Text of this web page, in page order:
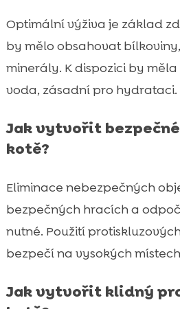
Optimální výživa je základ
by mělo obsahovat
minerály. K dispozici by
voda, zásadní pro hydrataci.
Jak vytvořit
kotě?
Eliminace nebezpečných
bezpečných hracích a
nutné. Použití
bezpečí na vysokých
Jak vytvořit klidný